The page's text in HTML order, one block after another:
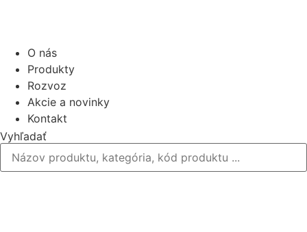
O nás
Produkty
Rozvoz
Akcie a novinky
Kontakt
Vyhľadať